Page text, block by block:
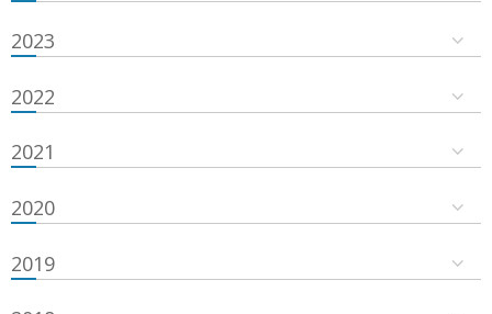
2023
2022
2021
2020
2019